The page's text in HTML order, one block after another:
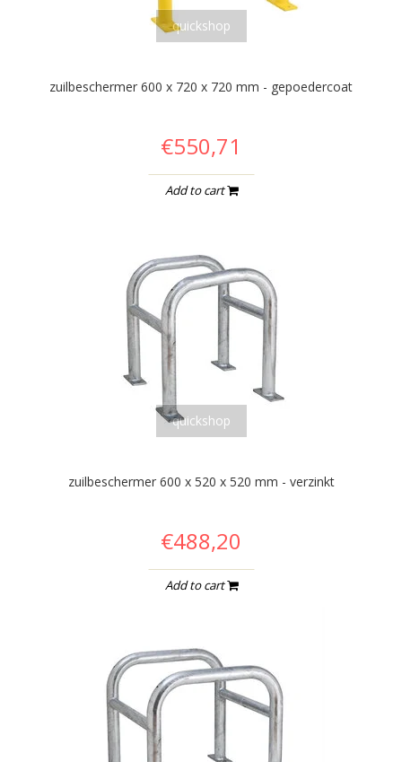
quickshop
zuilbeschermer 600 x 720 x 720 mm - gepoedercoat
€550,71
Add to cart
quickshop
zuilbeschermer 600 x 520 x 520 mm - verzinkt
€488,20
Add to cart